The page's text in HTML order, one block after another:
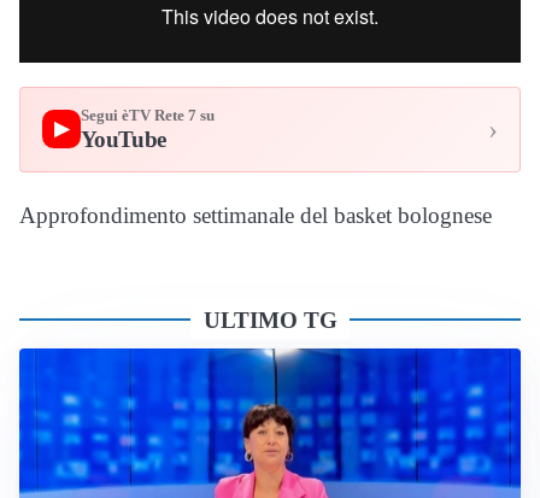
▶
Segui èTV Rete 7 su
YouTube ›
Approfondimento settimanale del basket bolognese
ULTIMO TG